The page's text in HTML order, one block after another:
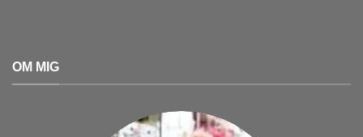
OM MIG